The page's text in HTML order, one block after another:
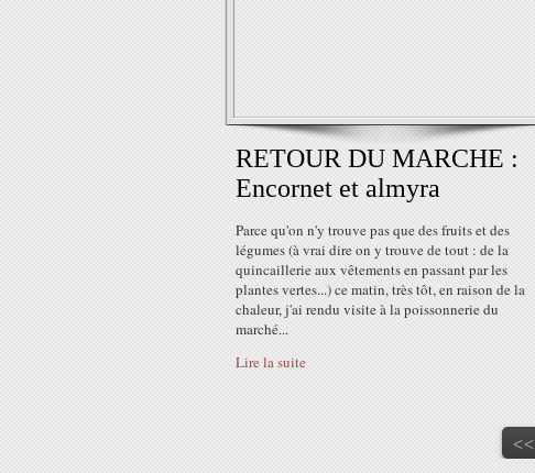
RETOUR DU MARCHE :
Encornet et almyra
Parce qu'on n'y trouve pas que des fruits et des
légumes (à vrai dire on y trouve de tout : de la
quincaillerie aux vêtements en passant par les
plantes vertes...) ce matin, très tôt, en raison de la
chaleur, j'ai rendu visite à la poissonnerie du
marché...
Lire la suite
<<